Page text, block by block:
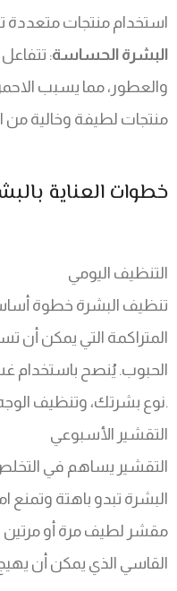
استخدام منتجات متعددة
البشرة الحساسة:
والعطور، مما يسبب
منتجات لطيفة وخالية من
خطوات العناية
التنظيف اليومي
تنظيف البشرة خطوة
المتراكمة التي يمكن أن
الحبوب. يُنصح
نوع بشرتك، وتنظيف الوجه مرتين يوميًا صباحًا ومساءً.
التقشير الأسبوعي
التقشير يساهم في التخلص
البشرة تبدو باهتة وتمنع
مقشر لطيف مرة أو مرتين
القاسي الذي يمكن أن